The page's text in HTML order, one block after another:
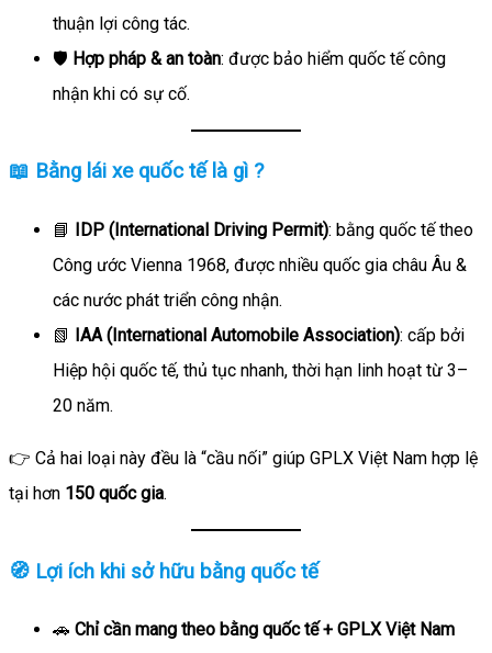
thuận lợi công tác.
🛡️ Hợp pháp & an toàn: được bảo hiểm quốc tế công
nhận khi có sự cố.
📖 Bằng lái xe quốc tế là gì ?
📘 IDP (International Driving Permit): bằng quốc tế theo
Công ước Vienna 1968, được nhiều quốc gia châu Âu &
các nước phát triển công nhận.
📗 IAA (International Automobile Association): cấp bởi
Hiệp hội quốc tế, thủ tục nhanh, thời hạn linh hoạt từ 3–
20 năm.
👉 Cả hai loại này đều là “cầu nối” giúp GPLX Việt Nam hợp lệ
tại hơn 150 quốc gia.
🧭 Lợi ích khi sở hữu bằng quốc tế
🚗 Chỉ cần mang theo bằng quốc tế + GPLX Việt Nam